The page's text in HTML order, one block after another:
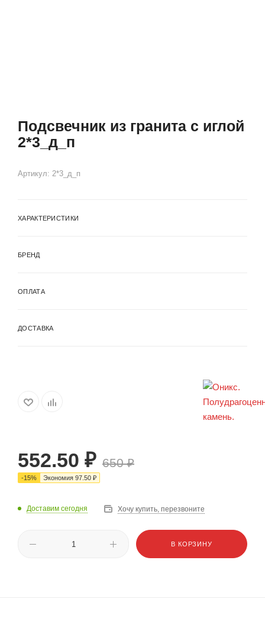
Подсвечник из гранита с иглой
2*3_д_п
Артикул: 2*3_д_п
ХАРАКТЕРИСТИКИ
БРЕНД
ОПЛАТА
ДОСТАВКА
552.50 ₽ 650₽
-15% Экономия 97.50 ₽
Доставим сегодня Хочу купить, перезвоните
В КОРЗИНУ